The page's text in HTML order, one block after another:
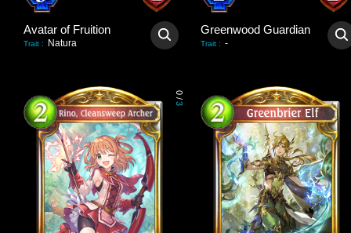
Avatar of Fruition
Trait : Natura
Greenwood Guardian
Trait : -
0
/
3